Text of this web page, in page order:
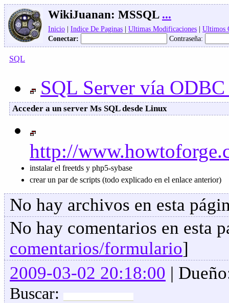
WikiJuanan: MSSQL ...
Inicio | Indice De Paginas | Ultimas Modificaciones | Ultimos
Conectar:
Contraseña:
SQL
SQL Server vía
Acceder a un server Ms SQL desde Linux
http://
instalar el freetds y php5-sybase
crear un par de scripts (todo explicado en el enlace anterior)
No hay archivos en esta
No hay comentarios en esta
comentarios/formulario]
2009-03-02 20:18:00 |
Buscar: